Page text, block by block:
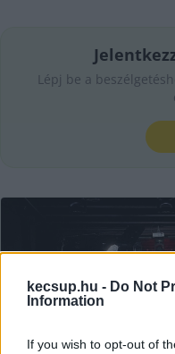
kecsup.hu - Do Not
Information
If you wish to opt-out of
Lépj be a